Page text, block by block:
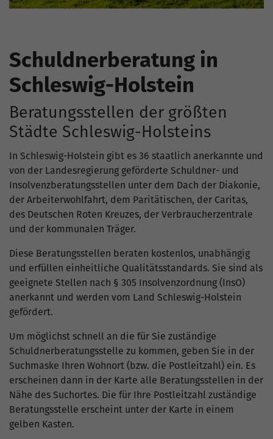
Schuldnerberatung in
Schleswig-Holstein
Beratungsstellen der größten
Städte Schleswig-Holsteins
In Schleswig-Holstein gibt es 36 staatlich anerkannte und
von der Landesregierung geförderte Schuldner- und
Insolvenzberatungsstellen unter dem Dach der Diakonie,
der Arbeiterwohlfahrt, dem Paritätischen, der Caritas,
des Deutschen Roten Kreuzes, der Verbraucherzentrale
und der kommunalen Träger.
Diese Beratungsstellen beraten kostenlos, unabhängig
und erfüllen einheitliche Qualitätsstandards. Sie sind als
geeignete Stellen nach § 305 Insolvenzordnung (InsO)
anerkannt und werden vom Land Schleswig-Holstein
gefördert.
Um möglichst schnell an die für Sie zuständige
Schuldnerberatungsstelle zu kommen, geben Sie in der
Suchmaske Ihren Wohnort (bzw. die Postleitzahl) ein. Es
erscheinen dann in der Karte alle Beratungsstellen in der
Nähe des Suchortes. Die für Ihre Postleitzahl zuständige
Beratungsstelle erscheint unter der Karte in einem
gelben Kasten.